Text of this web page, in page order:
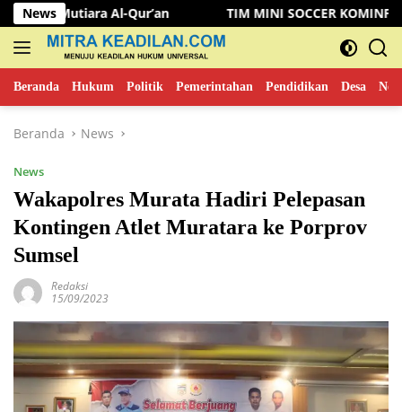
Langsung
ke
konten
News
Al-Qur’an TIM MINI SOCCER KOMINFO MUSI RAWAS
Beranda Hukum Politik Pemerintahan Pendidikan Desa
Beranda News
News
Wakapolres Murata Hadiri Pelepasan
Kontingen Atlet Muratara ke Porprov
Sumsel
Redaksi
15/09/2023